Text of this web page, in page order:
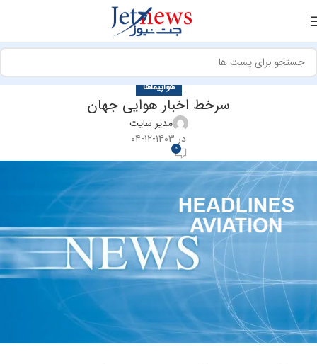
هواپیماها
سرخط اخبار هوایی جهان
مدیر سایت
در ۱۴۰۳-۱۲-۰۴
0